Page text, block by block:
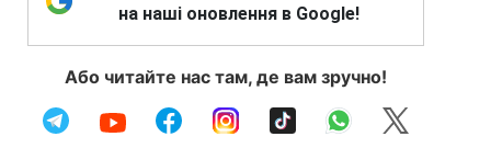
на наші оновлення в Google!
Або читайте нас там, де вам зручно!